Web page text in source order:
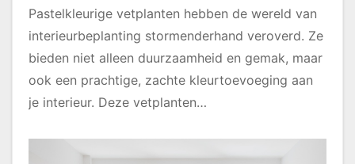
Pastelkleurige vetplanten hebben de wereld van
interieurbeplanting stormenderhand veroverd. Ze
bieden niet alleen duurzaamheid en gemak, maar
ook een prachtige, zachte kleurtoevoeging aan
je interieur. Deze vetplanten…